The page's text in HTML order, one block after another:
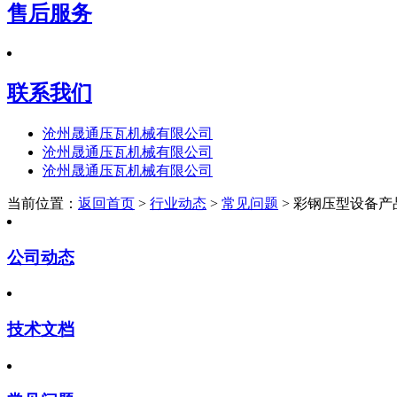
售后服务
联系我们
沧州晟通压瓦机械有限公司
沧州晟通压瓦机械有限公司
沧州晟通压瓦机械有限公司
当前位置： 返回首页 > 行业动态 > 常见问题 > 彩钢压型设备产
公司动态
技术文档